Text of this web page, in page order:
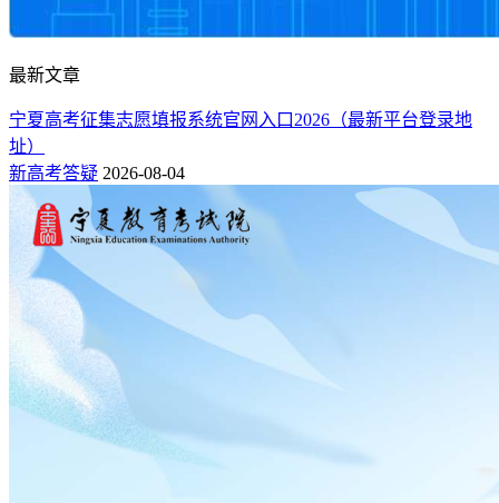
最新文章
宁夏高考征集志愿填报系统官网入口2026（最新平台登录地
址）
新高考答疑 2026-08-04